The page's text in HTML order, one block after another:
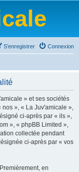
Connexion
S’enregistrer
» et ses sociétés
», « La Juv'amicale »,
ci-après par « ils »,
», « phpBB Limited »,
collectée pendant
ci-après par « vos
en